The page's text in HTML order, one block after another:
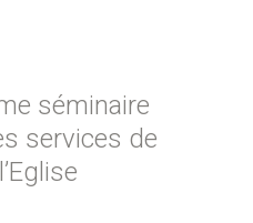
séminaire
services de